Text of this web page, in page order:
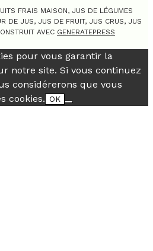
FRAIS MAISON, JUS DE LÉGUMES
DE JUS, JUS DE FRUIT, JUS CRUS, JUS
AVEC GENERATEPRESS
pour vous garantir la
notre site. Si vous continuez
considérerons que vous
cookies. OK